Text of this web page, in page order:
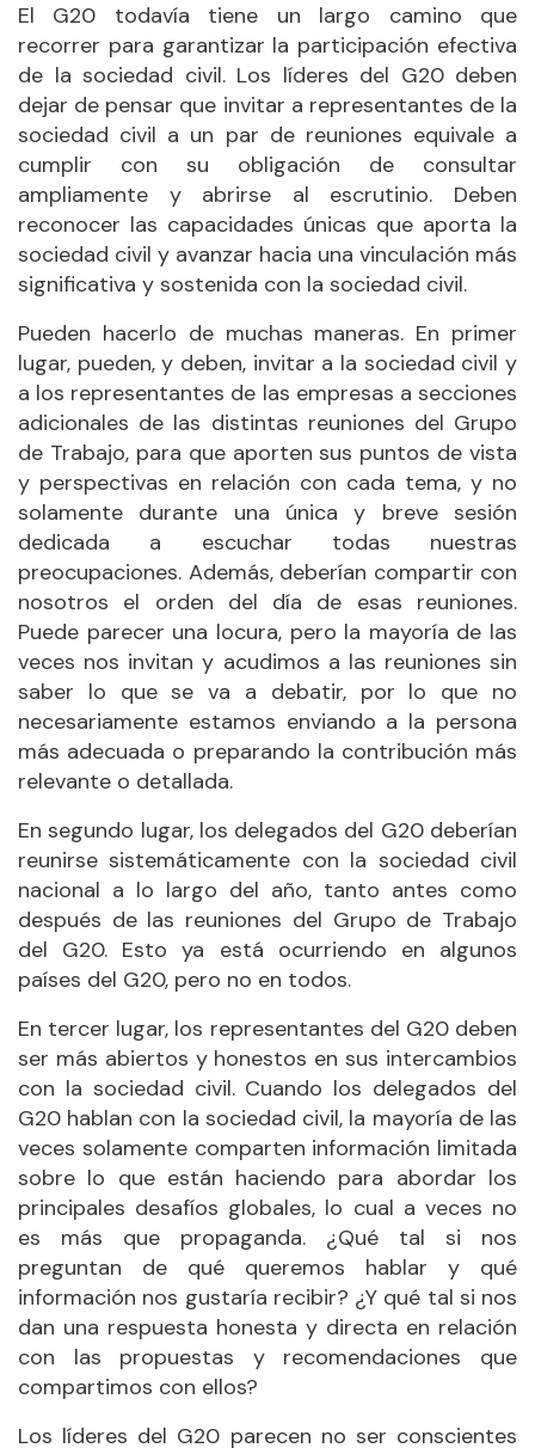
El G20 todavía tiene un largo camino que
recorrer para garantizar la participación efectiva
de la sociedad civil. Los líderes del G20 deben
dejar de pensar que invitar a representantes de la
sociedad civil a un par de reuniones equivale a
cumplir con su obligación de consultar
ampliamente y abrirse al escrutinio. Deben
reconocer las capacidades únicas que aporta la
sociedad civil y avanzar hacia una vinculación más
significativa y sostenida con la sociedad civil.
Pueden hacerlo de muchas maneras. En primer
lugar, pueden, y deben, invitar a la sociedad civil y
a los representantes de las empresas a secciones
adicionales de las distintas reuniones del Grupo
de Trabajo, para que aporten sus puntos de vista
y perspectivas en relación con cada tema, y no
solamente durante una única y breve sesión
dedicada a escuchar todas nuestras
preocupaciones. Además, deberían compartir con
nosotros el orden del día de esas reuniones.
Puede parecer una locura, pero la mayoría de las
veces nos invitan y acudimos a las reuniones sin
saber lo que se va a debatir, por lo que no
necesariamente estamos enviando a la persona
más adecuada o preparando la contribución más
relevante o detallada.
En segundo lugar, los delegados del G20 deberían
reunirse sistemáticamente con la sociedad civil
nacional a lo largo del año, tanto antes como
después de las reuniones del Grupo de Trabajo
del G20. Esto ya está ocurriendo en algunos
países del G20, pero no en todos.
En tercer lugar, los representantes del G20 deben
ser más abiertos y honestos en sus intercambios
con la sociedad civil. Cuando los delegados del
G20 hablan con la sociedad civil, la mayoría de las
veces solamente comparten información limitada
sobre lo que están haciendo para abordar los
principales desafíos globales, lo cual a veces no
es más que propaganda. ¿Qué tal si nos
preguntan de qué queremos hablar y qué
información nos gustaría recibir? ¿Y qué tal si nos
dan una respuesta honesta y directa en relación
con las propuestas y recomendaciones que
compartimos con ellos?
Los líderes del G20 parecen no ser conscientes